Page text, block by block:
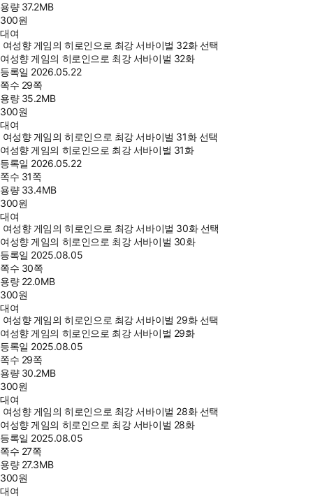
용량 37.2MB
300원
대여
여성향 게임의 히로인으로 최강 서바이벌 32화 선택
여성향 게임의 히로인으로 최강 서바이벌 32화
등록일 2026.05.22
쪽수 29쪽
용량 35.2MB
300원
대여
여성향 게임의 히로인으로 최강 서바이벌 31화 선택
여성향 게임의 히로인으로 최강 서바이벌 31화
등록일 2026.05.22
쪽수 31쪽
용량 33.4MB
300원
대여
여성향 게임의 히로인으로 최강 서바이벌 30화 선택
여성향 게임의 히로인으로 최강 서바이벌 30화
등록일 2025.08.05
쪽수 30쪽
용량 22.0MB
300원
대여
여성향 게임의 히로인으로 최강 서바이벌 29화 선택
여성향 게임의 히로인으로 최강 서바이벌 29화
등록일 2025.08.05
쪽수 29쪽
용량 30.2MB
300원
대여
여성향 게임의 히로인으로 최강 서바이벌 28화 선택
여성향 게임의 히로인으로 최강 서바이벌 28화
등록일 2025.08.05
쪽수 27쪽
용량 27.3MB
300원
대여